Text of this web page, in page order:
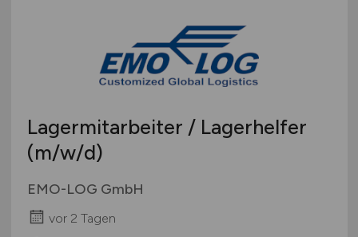
Lagermitarbeiter / Lagerhelfer
(m/w/d)
EMO-LOG GmbH
vor 2 Tagen